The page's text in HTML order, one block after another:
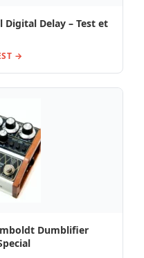
Digital Delay – Test et
→
Dumblifier